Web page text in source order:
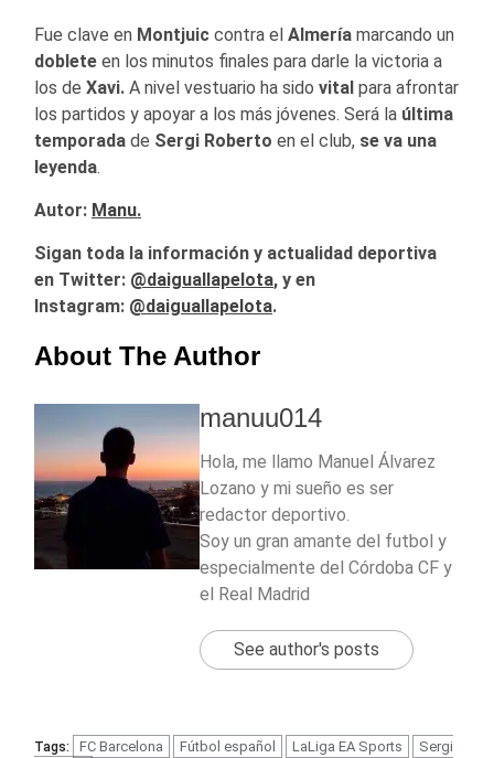
Fue clave en Montjuic contra el Almería marcando un
doblete en los minutos finales para darle la victoria a
los de Xavi. A nivel vestuario ha sido vital para afrontar
los partidos y apoyar a los más jóvenes. Será la última
temporada de Sergi Roberto en el club, se va una
leyenda.
Autor: Manu.
Sigan toda la información y actualidad deportiva
en Twitter: @daiguallapelota, y en
Instagram: @daiguallapelota.
About The Author
manuu014
Hola, me llamo Manuel Álvarez
Lozano y mi sueño es ser
redactor deportivo.
Soy un gran amante del futbol y
especialmente del Córdoba CF y
el Real Madrid
See author's posts
Tags: FC Barcelona Fútbol español LaLiga EA Sports
Sergi